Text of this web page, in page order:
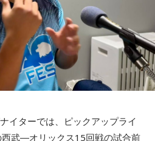
った部分もあるのかなと思った
手に悪意はなかったと思います
言っただけなのですが、それをブ
って、結果的に彼らのモチベー
ってしまったので、それはあま
日本とブラジルの力関係は間違
イターでは、ピックアップライ
武―オリックス15回戦の試合前